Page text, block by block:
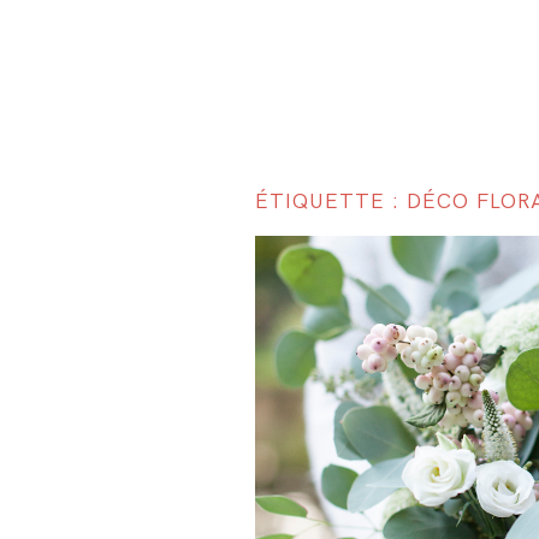
ÉTIQUETTE : DÉCO